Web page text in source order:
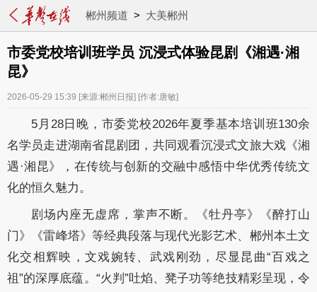
郴州频道 > 大美郴州
市委党校培训班学员 沉浸式体验昆剧《湘遇·湘
昆》
2026-05-29 15:39 [来源:郴州日报] [作者:唐敏]
5月28日晚，市委党校2026年夏季基本培训班130余
名学员走进湖南省昆剧团，共同观看沉浸式文旅大戏《湘
遇·湘昆》，在传统与创新的交融中感悟中华优秀传统文
化的恒久魅力。
剧场内座无虚席，掌声不断。《牡丹亭》《醉打山
门》《雷峰塔》等经典段落与现代光影艺术、郴州本土文
化交相辉映，文戏婉转、武戏刚劲，尽显昆曲“百戏之
祖”的深厚底蕴。“火判”吐焰、凳子功等绝技精彩呈现，令